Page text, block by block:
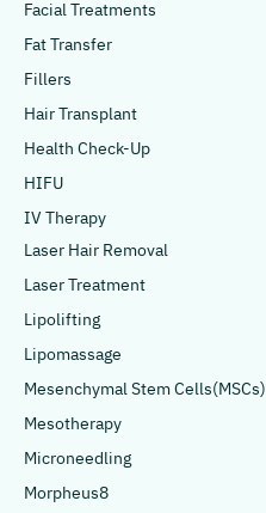
Facial Treatments
Fat Transfer
Fillers
Hair Transplant
Health Check-Up
HIFU
IV Therapy
Laser Hair Removal
Laser Treatment
Lipolifting
Lipomassage
Mesenchymal Stem Cells(MSCs)
Mesotherapy
Microneedling
Morpheus8